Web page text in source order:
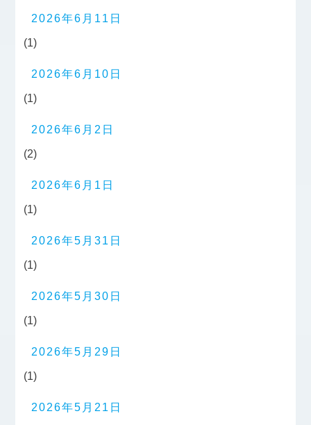
2026年6月11日
(1)
2026年6月10日
(1)
2026年6月2日
(2)
2026年6月1日
(1)
2026年5月31日
(1)
2026年5月30日
(1)
2026年5月29日
(1)
2026年5月21日